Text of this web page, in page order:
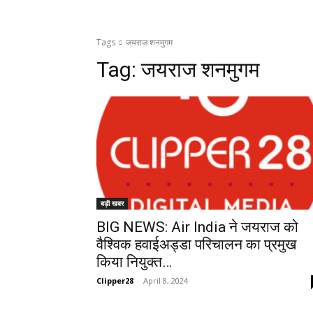
Tags जयराज शनमुगम
Tag:जयराज शनमुगम
बड़ी खबर
BIG NEWS: Air India ने जयराज को
वैश्विक हवाईअड्डा परिचालन का प्रमुख
किया नियुक्त…
Clipper28 - April 8, 2024